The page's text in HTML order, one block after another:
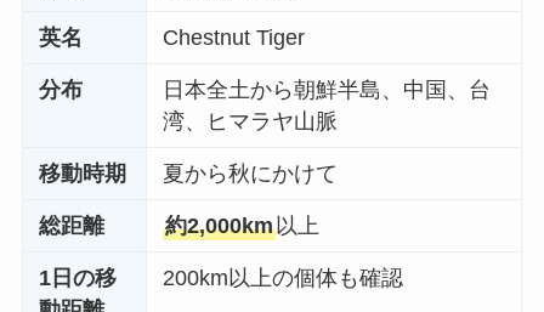
英名 Chestnut Tiger
分布
日本全土から朝鮮半島、中国、台
湾、ヒマラヤ山脈
移動時期 夏から秋にかけて
総距離 約2,000km 以上
1日の移
200km以上の個体も確認